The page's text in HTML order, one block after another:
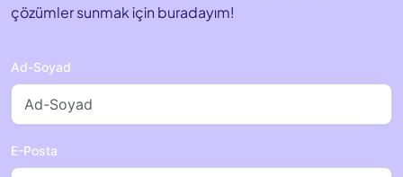
çözümler sunmak için buradayım!
Ad-Soyad
E-Posta